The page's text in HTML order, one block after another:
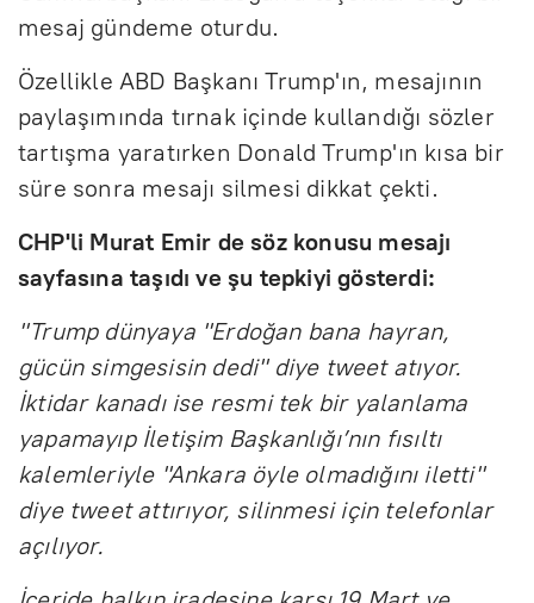
mesaj gündeme oturdu.
Özellikle ABD Başkanı Trump'ın, mesajının
paylaşımında tırnak içinde kullandığı sözler
tartışma yaratırken Donald Trump'ın kısa bir
süre sonra mesajı silmesi dikkat çekti.
CHP'li Murat Emir de söz konusu mesajı
sayfasına taşıdı ve şu tepkiyi gösterdi:
"Trump dünyaya "Erdoğan bana hayran,
gücün simgesisin dedi" diye tweet atıyor.
İktidar kanadı ise resmi tek bir yalanlama
yapamayıp İletişim Başkanlığı’nın fısıltı
kalemleriyle "Ankara öyle olmadığını iletti"
diye tweet attırıyor, silinmesi için telefonlar
açılıyor.